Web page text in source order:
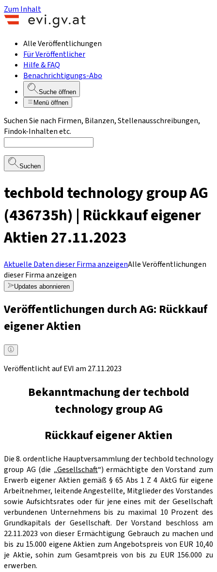
Zum Inhalt
Alle Veröffentlichungen
Für Veröffentlicher
Hilfe & FAQ
Benachrichtigungs-Abo
Suche öffnen
Menü öffnen
Suchen Sie nach Firmen, Bilanzen, Stellenausschreibungen,
Findok-Inhalten etc.
Suchen
techbold technology group AG
(436735h) | Rückkauf eigener
Aktien 27.11.2023
Aktuelle Daten dieser Firma anzeigenAlle Veröffentlichungen
dieser Firma anzeigen
Updates abonnieren
Veröffentlichungen durch AG: Rückkauf
eigener Aktien
Veröffentlicht auf EVI am 27.11.2023
Bekanntmachung der techbold
technology group AG
Rückkauf eigener Aktien
Die 8. ordentliche Hauptversammlung der techbold technology
group AG (die „Gesellschaft“) ermächtigte den Vorstand zum
Erwerb eigener Aktien gemäß § 65 Abs 1 Z 4 AktG für eigene
Arbeitnehmer, leitende Angestellte, Mitglieder des Vorstandes
sowie Aufsichtsrates oder für jene eines mit der Gesellschaft
verbundenen Unternehmens bis zu maximal 10 Prozent des
Grundkapitals der Gesellschaft. Der Vorstand beschloss am
22.11.2023 von dieser Ermächtigung Gebrauch zu machen und
bis zu 15.000 eigene Aktien zum Angebotspreis von EUR 10,40
je Aktie, sohin zum Gesamtpreis von bis zu EUR 156.000 zu
erwerben.